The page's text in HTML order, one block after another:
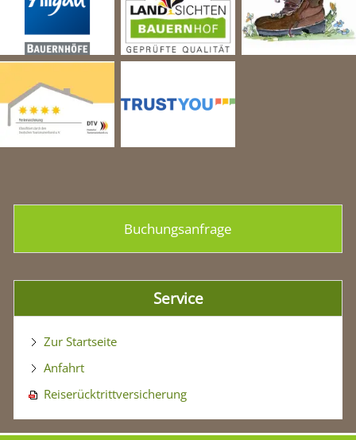
Buchungsanfrage
Service
Zur Startseite
Anfahrt
Reiserücktrittversicherung